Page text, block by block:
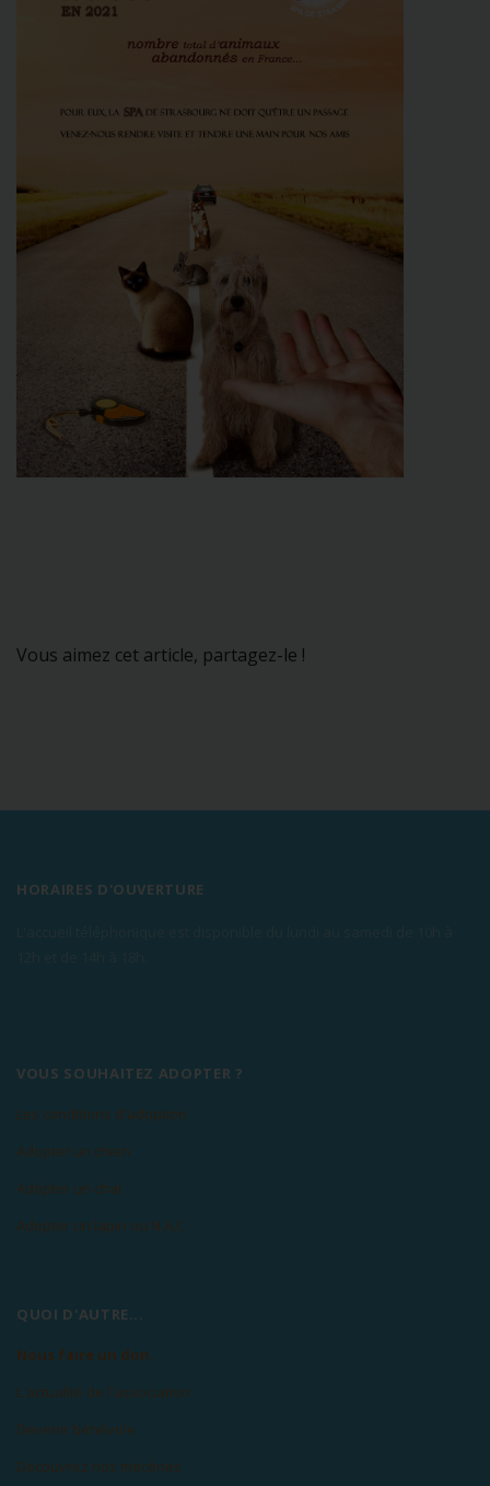
Vous aimez cet article, partagez-le !
HORAIRES D'OUVERTURE
VOUS SOUHAITEZ ADOPTER ?
Les conditions d'adoption
Adopter un chien
Adopter un chat
Adopter un lapin ou N.A.C
QUOI D'AUTRE...
Nous faire un don
L'actualité de l'association
Devenir bénévole
Découvrez nos mécènes